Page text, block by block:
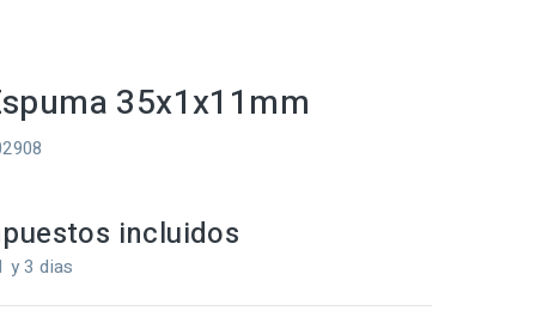
35x1x11mm
incluidos
y 3 dias